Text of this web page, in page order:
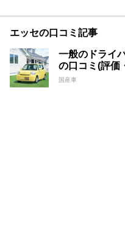
エッセの口コミ記事
一般のドライ
の口コミ(評価
国産車